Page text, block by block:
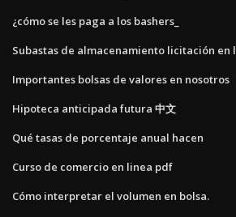
¿cómo se les paga a los bashers_
Subastas de almacenamiento licitación en
Importantes bolsas de valores en nosotros
Hipoteca anticipada futura 中文
Qué tasas de porcentaje anual hacen
Curso de comercio en linea pdf
Cómo interpretar el volumen en bolsa.